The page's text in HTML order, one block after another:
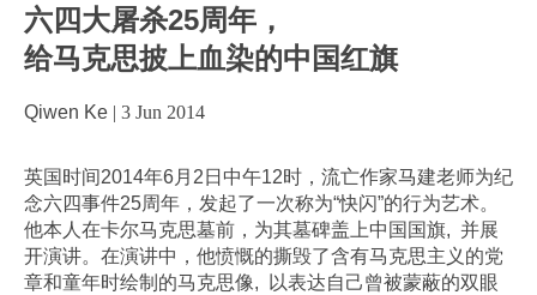
六四大屠杀25周年，
给马克思披上血染的中国红旗
Qiwen Ke | 3 Jun 2014
英国时间2014年6月2日中午12时，流亡作家马建老师为纪
念六四事件25周年，发起了一次称为“快闪”的行为艺术。
他本人在卡尔马克思墓前，为其墓碑盖上中国国旗, 并展
开演讲。在演讲中，他愤慨的撕毁了含有马克思主义的党
章和童年时绘制的马克思像, 以表达自己曾被蒙蔽的双眼